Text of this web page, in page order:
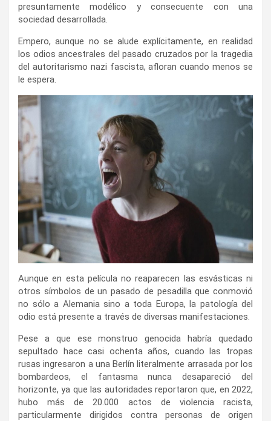
presuntamente modélico y consecuente con una
sociedad desarrollada.
Empero, aunque no se alude explícitamente, en realidad
los odios ancestrales del pasado cruzados por la tragedia
del autoritarismo nazi fascista, afloran cuando menos se
le espera.
Aunque en esta película no reaparecen las esvásticas ni
otros símbolos de un pasado de pesadilla que conmovió
no sólo a Alemania sino a toda Europa, la patología del
odio está presente a través de diversas manifestaciones.
Pese a que ese monstruo genocida habría quedado
sepultado hace casi ochenta años, cuando las tropas
rusas ingresaron a una Berlín literalmente arrasada por los
bombardeos, el fantasma nunca desapareció del
horizonte, ya que las autoridades reportaron que, en 2022,
hubo más de 20.000 actos de violencia racista,
particularmente dirigidos contra personas de origen